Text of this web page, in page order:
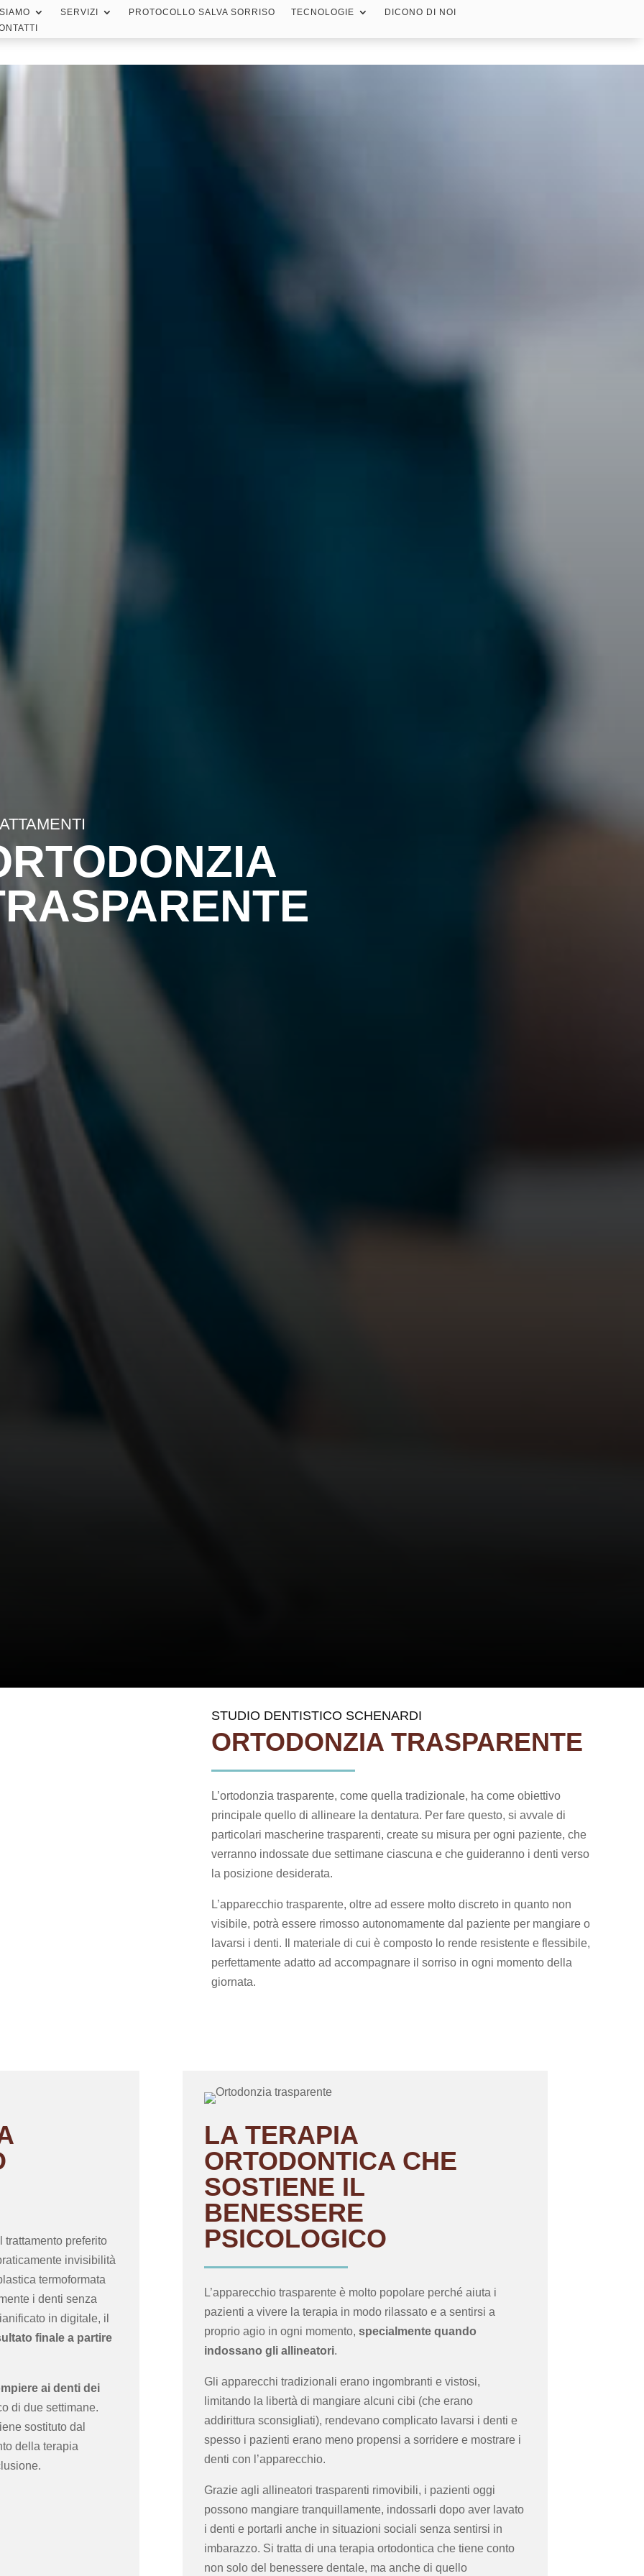
SERVIZI PROTOCOLLO SALVA SORRISO TECNOLOGIE
DICONO DI NOI
STUDIO DENTISTICO SCHENARDI
ORTODONZIA TRASPARENTE
L’ortodonzia trasparente, come quella tradizionale, ha come obiettivo
principale quello di allineare la dentatura. Per fare questo, si avvale di
particolari mascherine trasparenti, create su misura per ogni paziente, che
verranno indossate due settimane ciascuna e che guideranno i denti verso
la posizione desiderata.
L’apparecchio trasparente, oltre ad essere molto discreto in quanto non
visibile, potrà essere rimosso autonomamente dal paziente per mangiare o
lavarsi i denti. Il materiale di cui è composto lo rende resistente e flessibile,
perfettamente adatto ad accompagnare il sorriso in ogni momento della
giornata.
preferito
invisibilità
termoformata
i denti senza
in digitale, il
finale a partire
ai denti dei
di due settimane.
sostituto dal
della terapia
LA TERAPIA
ORTODONTICA CHE
SOSTIENE IL
BENESSERE
PSICOLOGICO
L’apparecchio trasparente è molto popolare perché aiuta i
pazienti a vivere la terapia in modo rilassato e a sentirsi a
proprio agio in ogni momento, specialmente quando
indossano gli allineatori.
Gli apparecchi tradizionali erano ingombranti e vistosi,
limitando la libertà di mangiare alcuni cibi (che erano
addirittura sconsigliati), rendevano complicato lavarsi i denti e
spesso i pazienti erano meno propensi a sorridere e mostrare i
denti con l’apparecchio.
Grazie agli allineatori trasparenti rimovibili, i pazienti oggi
possono mangiare tranquillamente, indossarli dopo aver lavato
i denti e portarli anche in situazioni sociali senza sentirsi in
imbarazzo. Si tratta di una terapia ortodontica che tiene conto
non solo del benessere dentale, ma anche di quello